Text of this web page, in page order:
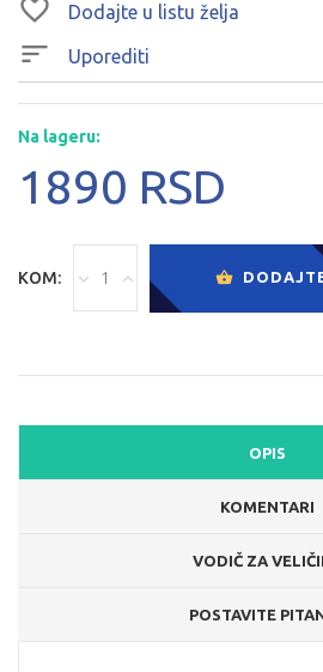
Dodajte u listu želja
Uporediti
Na lageru:
1890 RSD
KOM:
OPIS
KOMENTARI
VODIČ ZA
POSTAVITE